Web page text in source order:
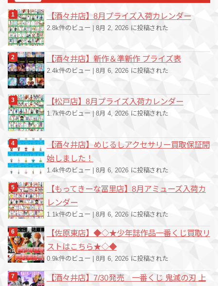
【酒々井店】8月プライズ入荷カレンダー
2.8k件のビュー | 8月 2, 2026 に投稿された
【酒々井店】新作＆準新作 プライズ表
2.4k件のビュー 8月 6, 2026 に投稿された
【松戸店】8月プライズ入荷カレンダー
1.7k件のビュー 8月 4, 2026 に投稿された
【酒々井店】めじるしアクセサリー買取保証開
始しました！
1.4k件のビュー | 8月 6, 2026 に投稿された
【もってきーな冨里店】8月アミューズ入荷カ
レンダー
1.1k件のビュー 8月 6, 2026 に投稿された
【佐原東店】◆◇★少年誌作品一番くじ買取リ
ストはこちら★◇◆
0.9k件のビュー 8月 6, 2026 に投稿された
【酒々井店】7/30発売 一番くじ 鬼滅の刃 上